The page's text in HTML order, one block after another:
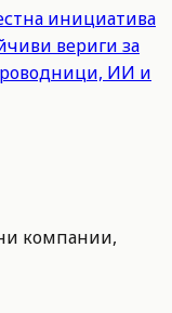
инициатива
вериги за
ИИ и
компании,